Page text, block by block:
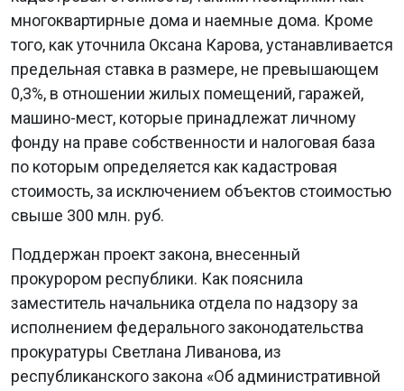
многоквартирные дома и наемные дома. Кроме
того, как уточнила Оксана Карова, устанавливается
предельная ставка в размере, не превышающем
0,3%, в отношении жилых помещений, гаражей,
машино-мест, которые принадлежат личному
фонду на праве собственности и налоговая база
по которым определяется как кадастровая
стоимость, за исключением объектов стоимостью
свыше 300 млн. руб.
Поддержан проект закона, внесенный
прокурором республики. Как пояснила
заместитель начальника отдела по надзору за
исполнением федерального законодательства
прокуратуры Светлана Ливанова, из
республиканского закона «Об административной